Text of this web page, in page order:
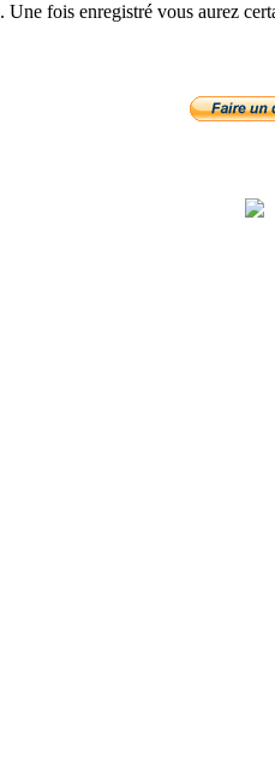
. Une fois enregistré vous aurez